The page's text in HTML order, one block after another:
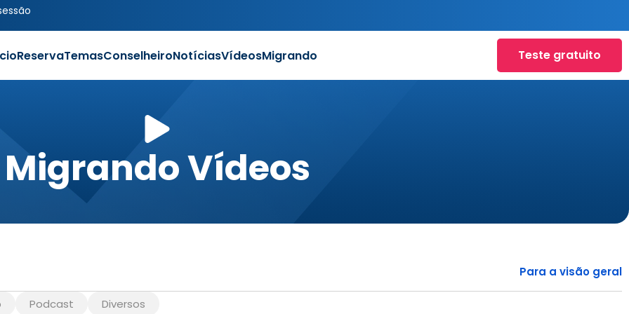
ReservaTemasConselheiroNotíciasVídeosMigrando Teste gratuito
Migrando Vídeos
Para a visão geral
Podcast Diversos